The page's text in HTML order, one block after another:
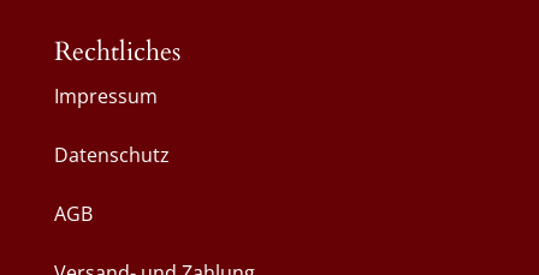
Rechtliches
Impressum
Datenschutz
AGB